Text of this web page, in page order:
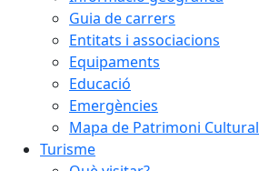
Guia de carrers
Entitats i associacions
Equipaments
Educació
Emergències
Mapa de Patrimoni Cultural
Turisme